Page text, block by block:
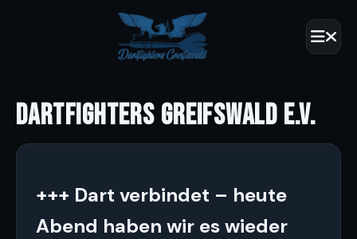
DARTFIGHTERS GREIFSWALD E.V.
+++ Dart verbindet – heute
Abend haben wir es wieder